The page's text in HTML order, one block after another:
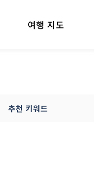
여행 지도
추천 키워드